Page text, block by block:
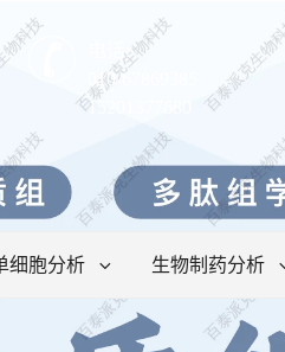
电话:
010-67869385
15201377680
细胞分析 生物制药分析